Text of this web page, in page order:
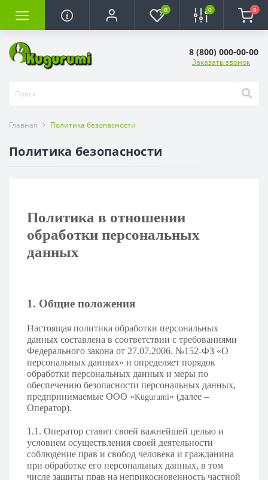
0 0 0
8 (800) 000-00-00
Заказать звонок
Главная Политика безопасности
Политика безопасности
Политика в отношении
обработки персональных
данных
1. Общие положения
Настоящая политика обработки персональных
данных составлена в соответствии с требованиями
Федерального закона от 27.07.2006. №152-ФЗ «О
персональных данных» и определяет порядок
обработки персональных данных и меры по
обеспечению безопасности персональных данных,
предпринимаемые ООО «Kugurumi» (далее –
Оператор).
1.1. Оператор ставит своей важнейшей целью и
условием осуществления своей деятельности
соблюдение прав и свобод человека и гражданина
при обработке его персональных данных, в том
числе защиты прав на неприкосновенность частной